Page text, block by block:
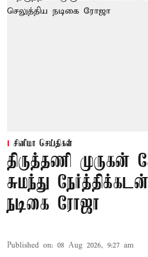
சினிமா செய்திகள்
திருத்தணி முருகன்
சுமந்து
நடிகை ரோஜா
Published on: 08 Aug 2026, 9:27 am